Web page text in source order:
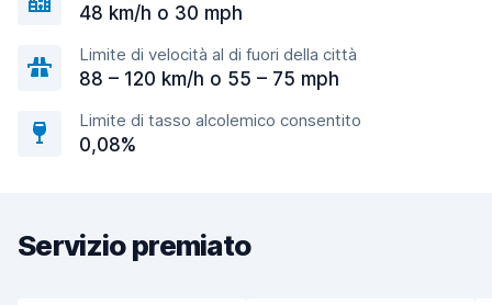
48 km/h o 30 mph
Limite di velocità al di fuori della città
88 – 120 km/h o 55 – 75 mph
Limite di tasso alcolemico consentito
0,08%
Servizio premiato